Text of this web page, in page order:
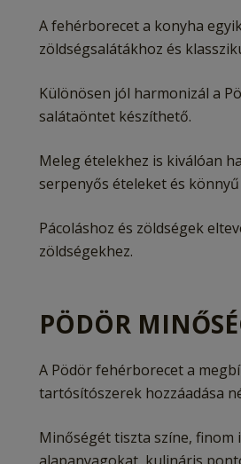
A fehérborecet a konyha
zöldségsalátákhoz és
Különösen jól harmonizál a
salátaöntet készíthető.
Meleg ételekhez is kiválóan
serpenyős ételeket és
Pácoláshoz és zöldségek
zöldségekhez.
PÖDÖR
A Pödör fehérborecet a
tartósítószerek hozzáadása
Minőségét tiszta színe, finom